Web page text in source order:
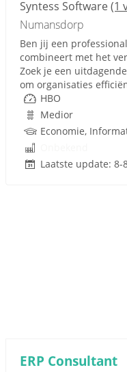
Syntess Software(1
Numansdorp
Ben jij een
combineert met het
Zoek je een
om organisaties
HBO
Medior
Laatste update: 8-
ERP Consultant